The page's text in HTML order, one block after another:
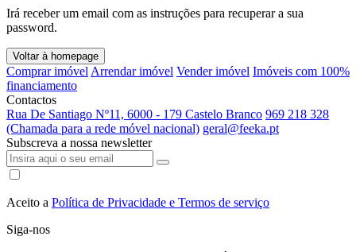
Irá receber um email com as instruções para recuperar a sua
password.
Voltar à homepage
Comprar imóvel Arrendar imóvel Vender imóvel Imóveis com 100%
financiamento
Contactos
Rua De Santiago Nº11, 6000 - 179 Castelo Branco 969 218 328
(Chamada para a rede móvel nacional) geral@feeka.pt
Subscreva a nossa newsletter
Aceito a Política de Privacidade e Termos de serviço
Siga-nos